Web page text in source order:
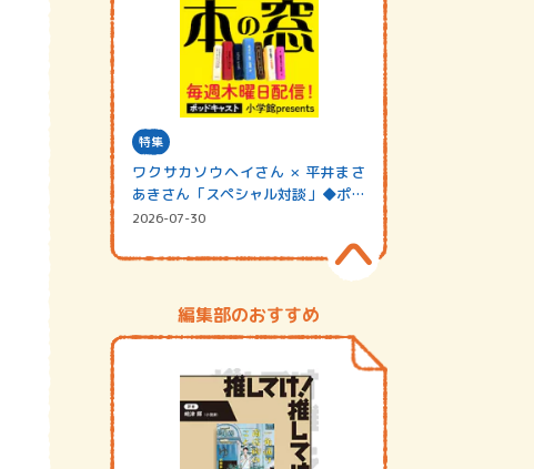
特集
ワクサカソウヘイさん × 平井まさ
あきさん「スペシャル対談」◆ポッ
ドキャスト…
2026-07-30
編集部のおすすめ